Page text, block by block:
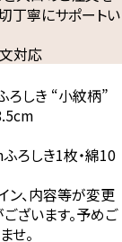
丁寧にサポートい
対応
ろしき “小紋柄”
ろしき1枚・綿10
ン、内容等が変更
ざいます。予めご
せ。